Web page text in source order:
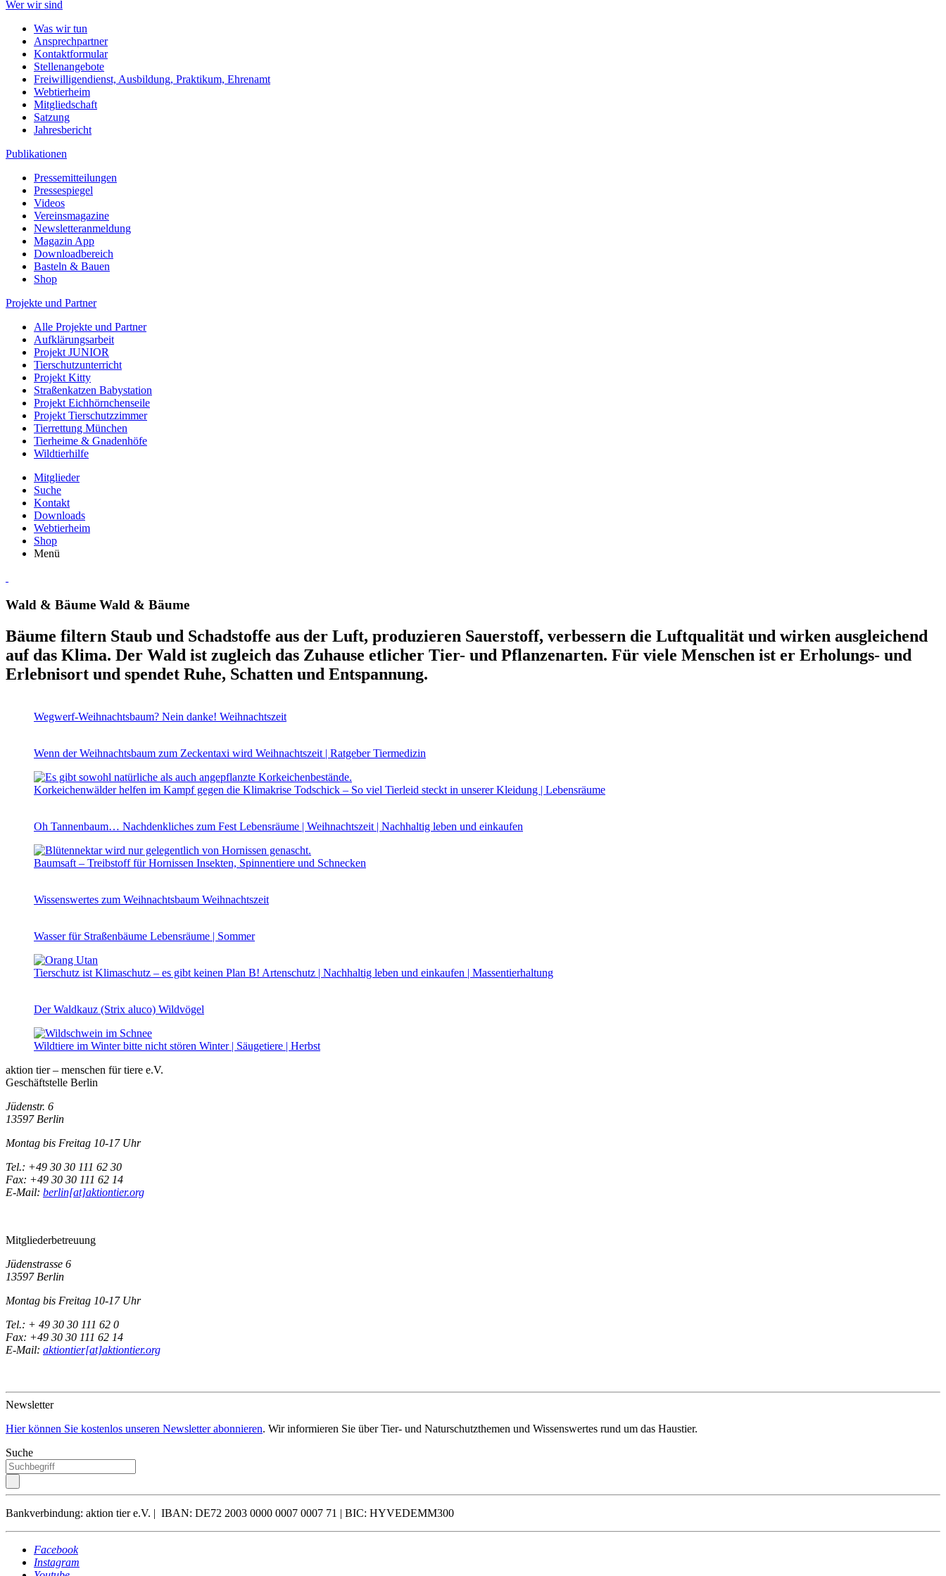
Wer wir sind
Was wir tun
Ansprechpartner
Kontaktformular
Stellenangebote
Freiwilligendienst, Ausbildung, Praktikum, Ehrenamt
Webtierheim
Mitgliedschaft
Satzung
Jahresbericht
Publikationen
Pressemitteilungen
Pressespiegel
Videos
Vereinsmagazine
Newsletteranmeldung
Magazin App
Downloadbereich
Basteln & Bauen
Shop
Projekte und Partner
Alle Projekte und Partner
Aufklärungsarbeit
Projekt JUNIOR
Tierschutzunterricht
Projekt Kitty
Straßenkatzen Babystation
Projekt Eichhörnchenseile
Projekt Tierschutzzimmer
Tierrettung München
Tierheime & Gnadenhöfe
Wildtierhilfe
Mitglieder
Suche
Kontakt
Downloads
Webtierheim
Shop
Menü
Wald & Bäume Wald & Bäume
Bäume filtern Staub und Schadstoffe aus der Luft, produzieren Sauerstoff, verbessern die Luftqualität und wirken ausgleichend
auf das Klima. Der Wald ist zugleich das Zuhause etlicher Tier- und Pflanzenarten. Für viele Menschen ist er Erholungs- und
Erlebnisort und spendet Ruhe, Schatten und Entspannung.
Wegwerf-Weihnachtsbaum? Nein danke! Weihnachtszeit
Wenn der Weihnachtsbaum zum Zeckentaxi wird Weihnachtszeit | Ratgeber Tiermedizin
Korkeichenwälder helfen im Kampf gegen die Klimakrise Todschick – So viel Tierleid steckt in unserer Kleidung | Lebensräume
Oh Tannenbaum… Nachdenkliches zum Fest Lebensräume | Weihnachtszeit | Nachhaltig leben und einkaufen
Baumsaft – Treibstoff für Hornissen Insekten, Spinnentiere und Schnecken
Wissenswertes zum Weihnachtsbaum Weihnachtszeit
Wasser für Straßenbäume Lebensräume | Sommer
Tierschutz ist Klimaschutz – es gibt keinen Plan B! Artenschutz | Nachhaltig leben und einkaufen | Massentierhaltung
Der Waldkauz (Strix aluco) Wildvögel
Wildtiere im Winter bitte nicht stören Winter | Säugetiere | Herbst
aktion tier – menschen für tiere e.V.
Geschäftstelle Berlin
Jüdenstr. 6
13597 Berlin
Montag bis Freitag 10-17 Uhr
Tel.: +49 30 30 111 62 30
Fax: +49 30 30 111 62 14
E-Mail: berlin[at]aktiontier.org
Mitgliederbetreuung
Jüdenstrasse 6
13597 Berlin
Montag bis Freitag 10-17 Uhr
Tel.: + 49 30 30 111 62 0
Fax: +49 30 30 111 62 14
E-Mail: aktiontier[at]aktiontier.org
Newsletter
Hier können Sie kostenlos unseren Newsletter abonnieren. Wir informieren Sie über Tier- und Naturschutzthemen und Wissenswertes rund um das Haustier.
Suche
Bankverbindung: aktion tier e.V. | IBAN: DE72 2003 0000 0007 0007 71 | BIC: HYVEDEMM300
Facebook
Instagram